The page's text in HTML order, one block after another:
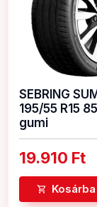
SEBRING
195/55 R15
gumi
19.910 Ft
Kosárba